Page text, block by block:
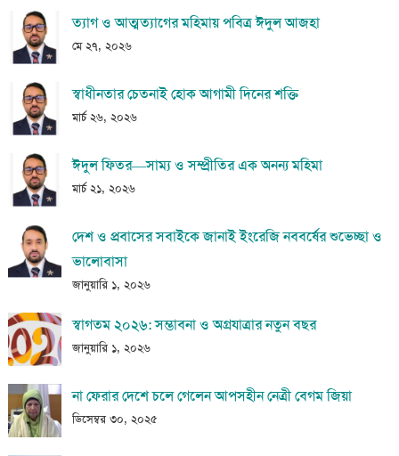
ত্যাগ ও আত্মত্যাগের মহিমায় পবিত্র ঈদুল আজহা
মে ২৭, ২০২৬
স্বাধীনতার চেতনাই হোক আগামী দিনের শক্তি
মার্চ ২৬, ২০২৬
ঈদুল ফিতর—সাম্য ও সম্প্রীতির এক অনন্য মহিমা
মার্চ ২১, ২০২৬
দেশ ও প্রবাসের সবাইকে জানাই ইংরেজি নববর্ষের শুভেচ্ছা ও
ভালোবাসা
জানুয়ারি ১, ২০২৬
স্বাগতম ২০২৬: সম্ভাবনা ও অগ্রযাত্রার নতুন বছর
জানুয়ারি ১, ২০২৬
না ফেরার দেশে চলে গেলেন আপসহীন নেত্রী বেগম জিয়া
ডিসেম্বর ৩০, ২০২৫